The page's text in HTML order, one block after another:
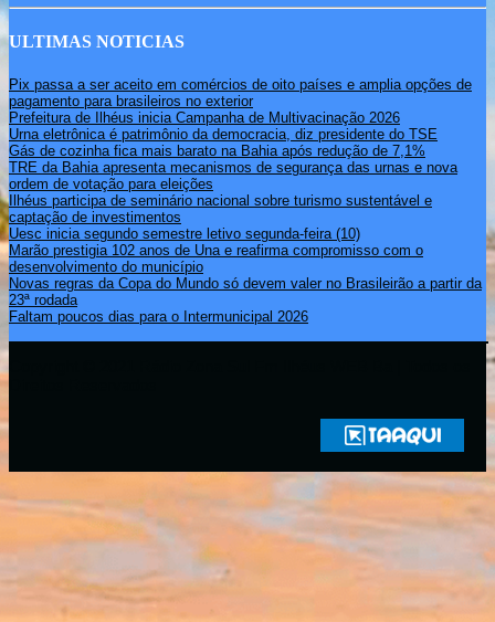
ULTIMAS NOTICIAS
Pix passa a ser aceito em comércios de oito países e amplia opções de
pagamento para brasileiros no exterior
Prefeitura de Ilhéus inicia Campanha de Multivacinação 2026
Urna eletrônica é patrimônio da democracia, diz presidente do TSE
Gás de cozinha fica mais barato na Bahia após redução de 7,1%
TRE da Bahia apresenta mecanismos de segurança das urnas e nova
ordem de votação para eleições
Ilhéus participa de seminário nacional sobre turismo sustentável e
captação de investimentos
Uesc inicia segundo semestre letivo segunda-feira (10)
Marão prestigia 102 anos de Una e reafirma compromisso com o
desenvolvimento do município
Novas regras da Copa do Mundo só devem valer no Brasileirão a partir da
23ª rodada
Faltam poucos dias para o Intermunicipal 2026